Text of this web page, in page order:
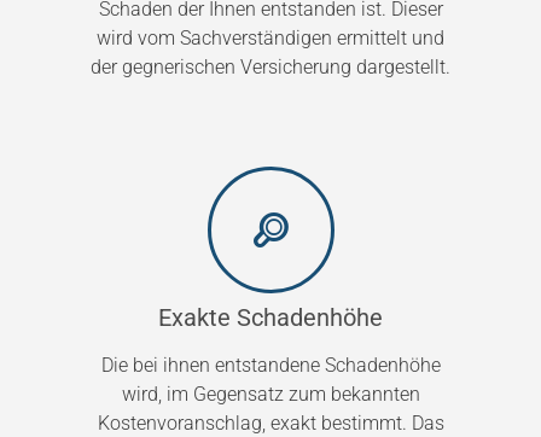
Schaden der Ihnen entstanden ist. Dieser
wird vom Sachverständigen ermittelt und
der gegnerischen Versicherung dargestellt.
Exakte Schadenhöhe
Die bei ihnen entstandene Schadenhöhe
wird, im Gegensatz zum bekannten
Kostenvoranschlag, exakt bestimmt. Das